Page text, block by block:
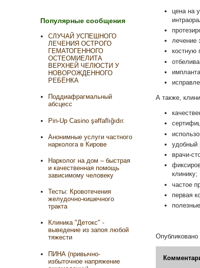
цена на
лечение
костную
А также,
удобный
врачи-
клинику;
частое
первая
Опубликовано
Популярные сообщения
СЛУЧАЙ УСПЕШНОГО
ЛЕЧЕНИЯ ОСТРОГО
ГЕМАТОГЕННОГО
ОСТЕОМИЕЛИТА
ВЕРХНЕЙ ЧЕЛЮСТИ У
НОВОРОЖДЕННОГО
РЕБЁНКА
Поддиафрагмальный
абсцесс
Pin-Up Casino şəffaflığıdır.
Анонимные услуги частного
нарколога в Кирове
Нарколог на дом – быстрая
и качественная помощь
зависимому человеку
Тесты: Кровотечения
желудочно-кишечного
тракта
Клиника "Детокс" -
выведение из запоя любой
тяжести
ПИНА (привычно-
избыточное напряжение